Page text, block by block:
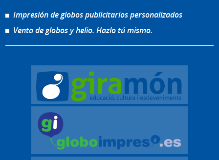
Impresión de globos publicitarios personalizados
Venta de globos y helio. Hazlo tú mismo.